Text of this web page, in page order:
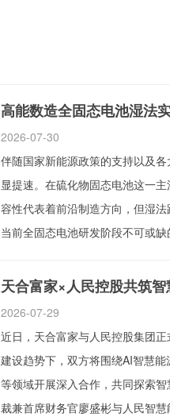
高能数造全固态电池湿法
2026-07-30
伴随国家新能源政策的支持以及
显提速。在硫化物固态电池这一
容性代表着前沿制造方向，但湿
当前全固态电池研发阶段不可或
天合富家×人民控股共筑
2026-07-29
近日，天合富家与人民控股集团
建设趋势下，双方将围绕AI智慧
等领域开展深入合作，共同探索
裁兼首席财务官廖盛彬与人民智